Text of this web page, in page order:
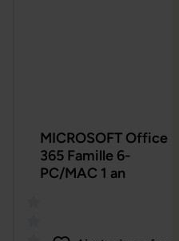
MICROSOFT Office
365 Famille 6-
PC/MAC 1 an